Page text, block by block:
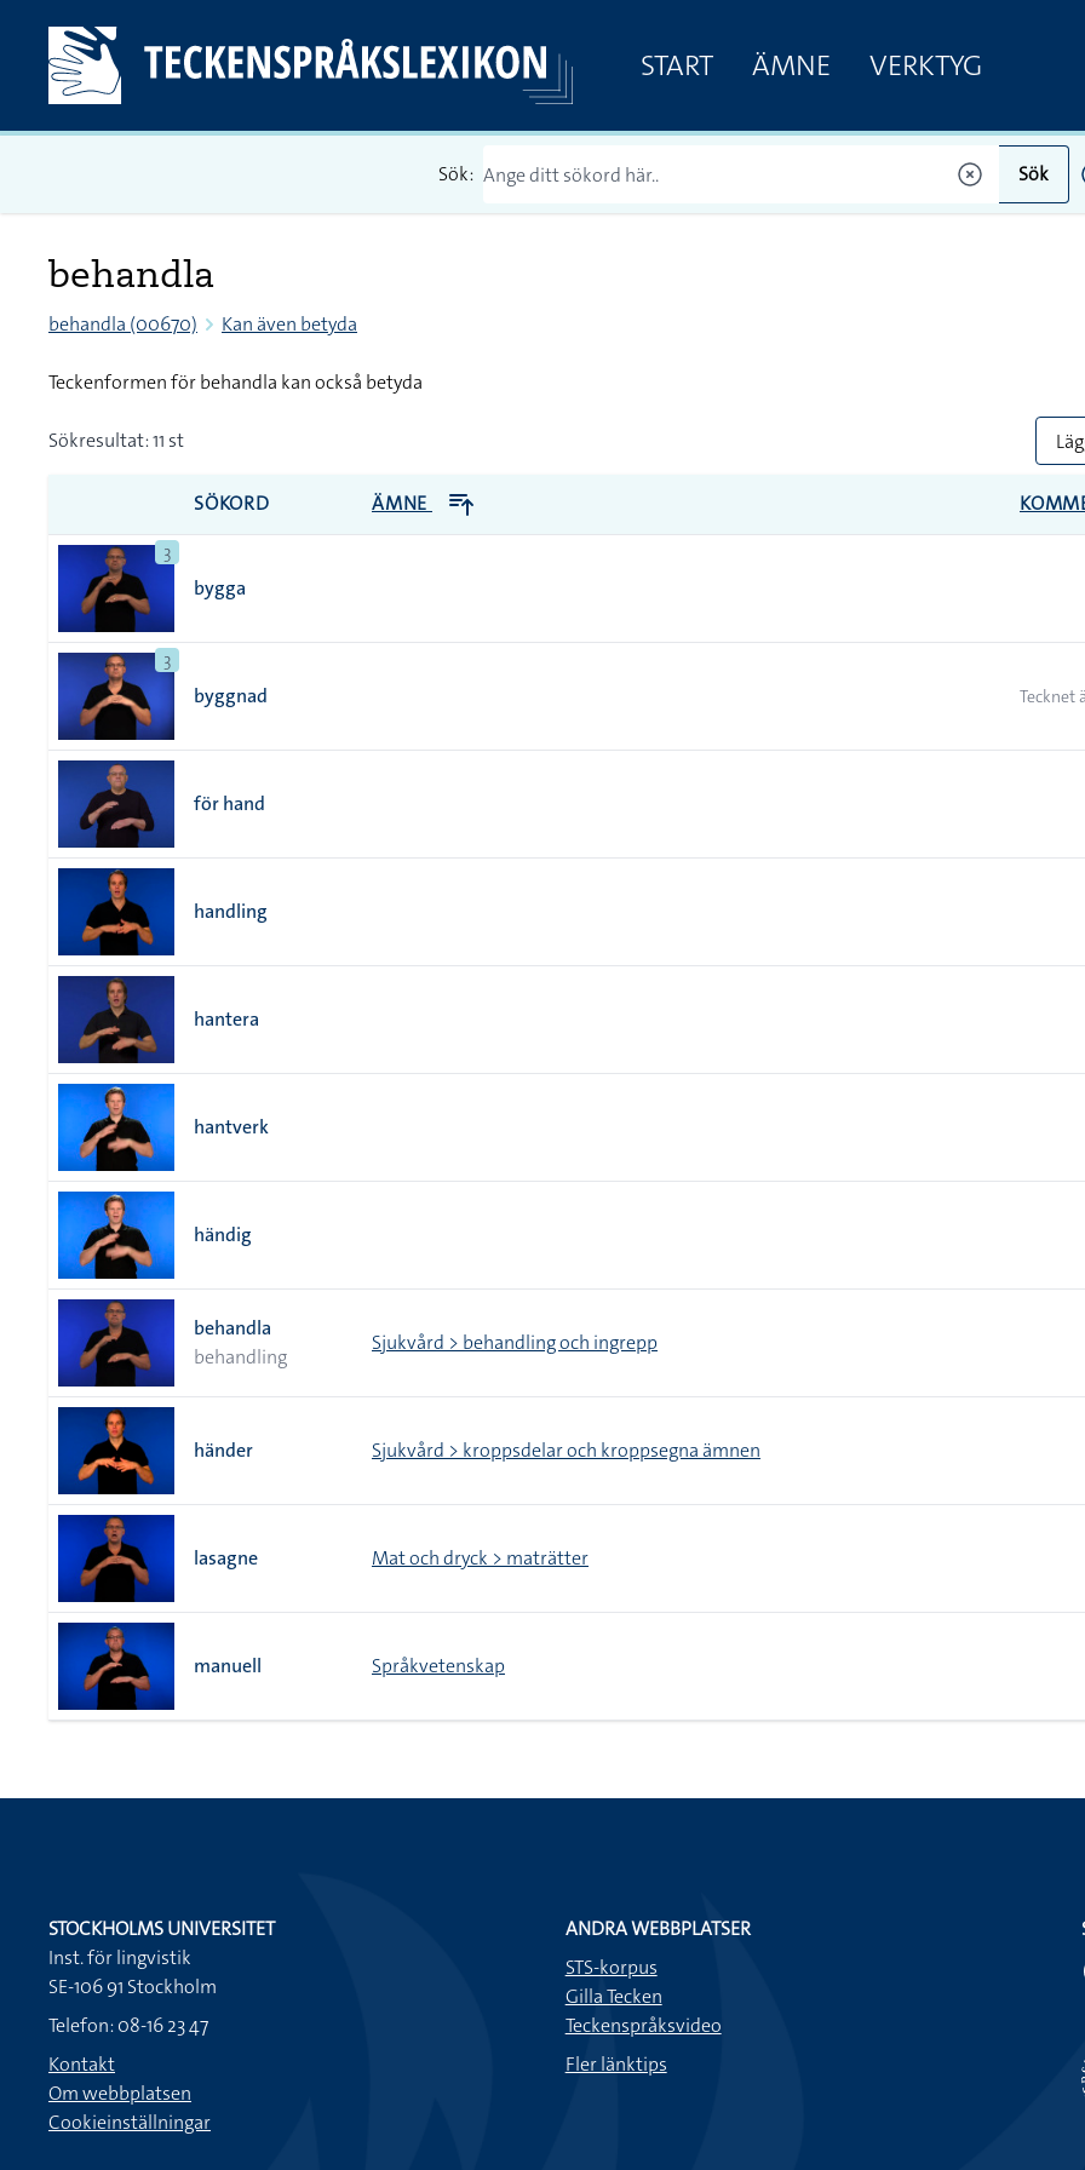
START ÄMNE VERKTYG
Sök: Sök
behandla
behandla (00670) Kan även betyda
Teckenformen för behandla kan också betyda
Sökresultat: 11 st
SÖKORD ÄMNE
3
bygga
3
byggnad Tecknet
för hand
handling
hantera
hantverk
händig
behandla
behandling
Sjukvård > behandling och ingrepp
händer Sjukvård > kroppsdelar och kroppsegna ämnen
lasagne Mat och dryck > maträtter
manuell Språkvetenskap
STOCKHOLMS UNIVERSITET
Inst. för lingvistik
SE-106 91 Stockholm
Telefon: 08-16 23 47
Kontakt
Om webbplatsen
Cookieinställningar
ANDRA WEBBPLATSER
STS-korpus
Gilla Tecken
Teckenspråksvideo
Fler länktips